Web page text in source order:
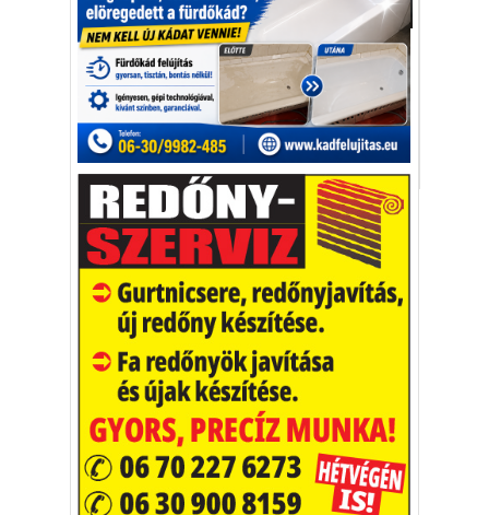
Aktuális
A terápiáknak köszönhetően ma már
megtanulta jobban kezelni a
gyűlölködőket.
Nicola Peltz Brooklyn Beckham Instagram
Kaktusz
Vakációs őrület
A nyaralás extrém
helyzeteket teremt, nagyon
sokan kalandot, kihívást
keresnek.
Vélemény rovat cikkei
Újságlapozó
A nagyvilág képekben